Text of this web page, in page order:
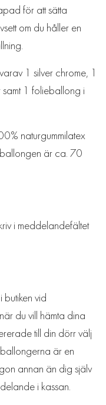
för att sätta
om du håller en
1 silver chrome, 1
1 folieballong i
naturgummilatex
är ca. 70
i meddelandefältet
butiken vid
du vill hämta dina
till din dörr välj
är en
annan än dig själv
i kassan.